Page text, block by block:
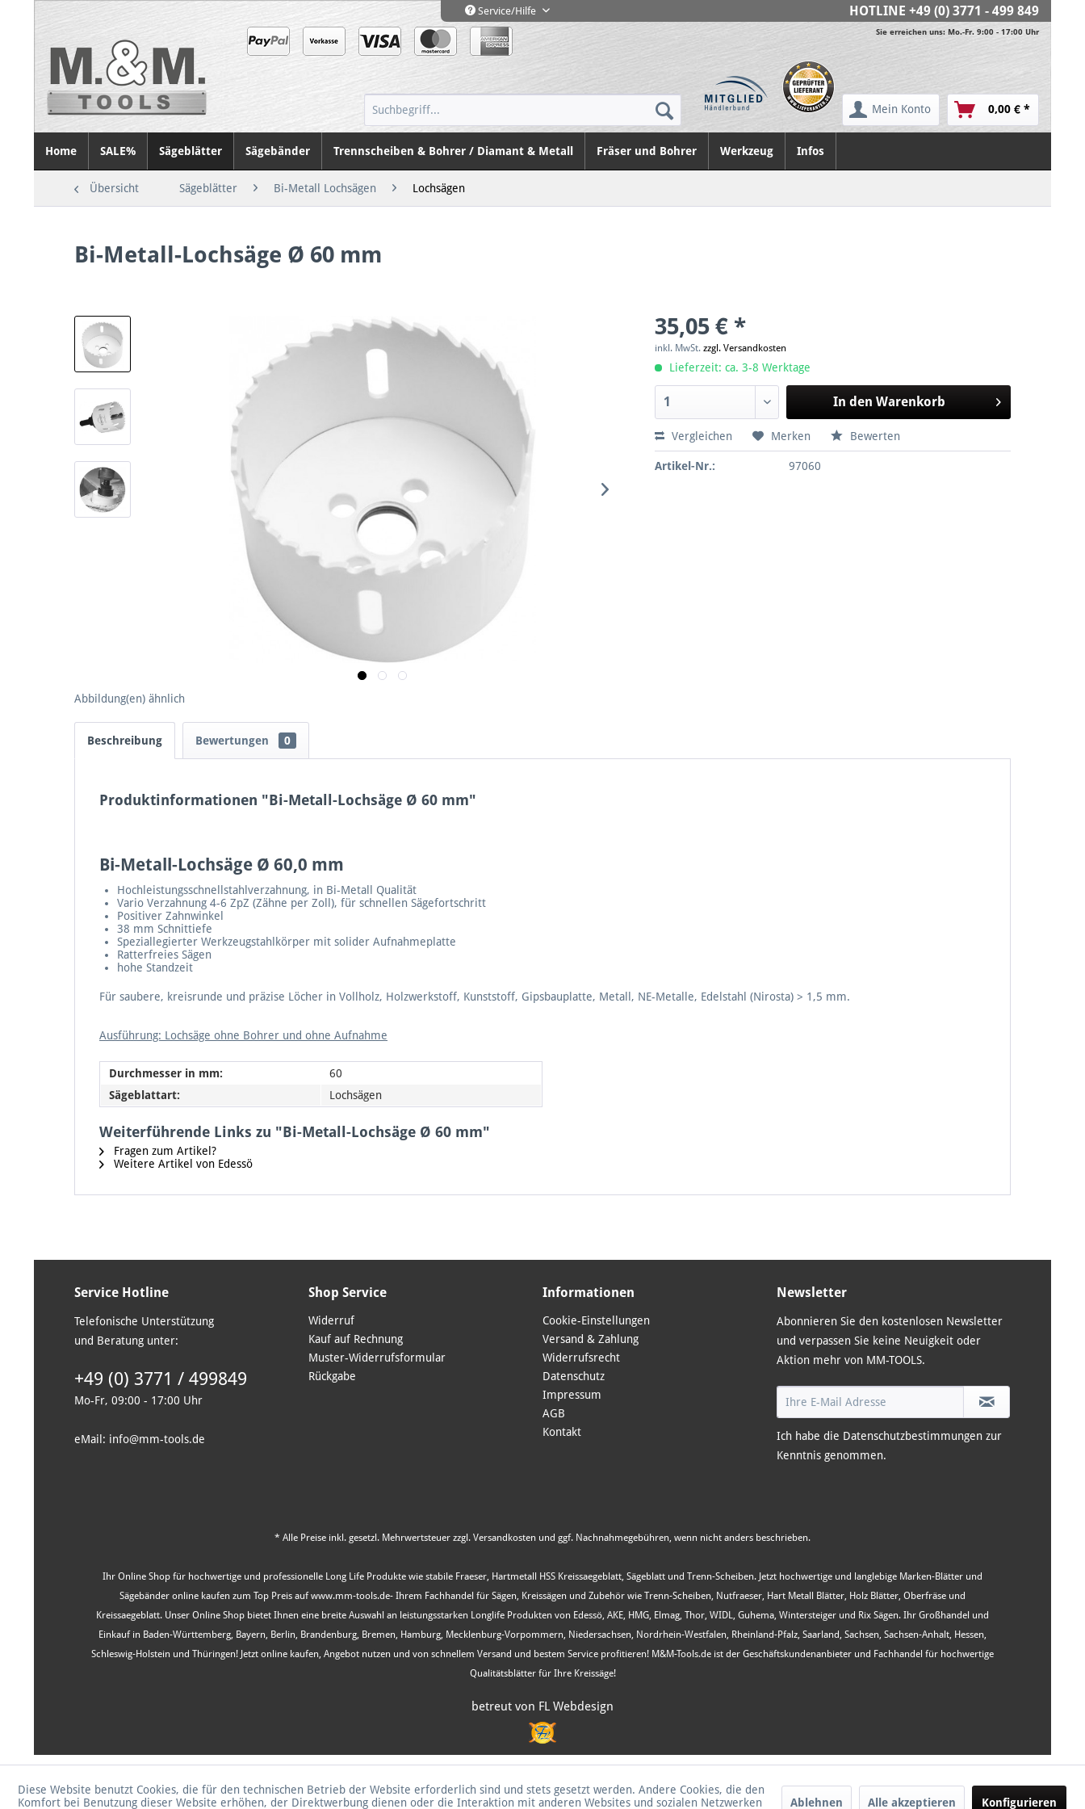
Service/Hilfe HOTLINE +49 (0) 3771 - 499 849
Sie erreichen uns: Mo.-Fr. 9:00 - 17:00 Uhr
Mein Konto 0,00 € *
Home SALE% Sägeblätter Sägebänder Trennscheiben & Bohrer / Diamant & Metall Fräser und Bohrer Werkzeug Infos
Übersicht Sägeblätter Bi-Metall Lochsägen Lochsägen
Bi-Metall-Lochsäge Ø 60 mm
Abbildung(en) ähnlich
35,05 € *
inkl. MwSt.zzgl. Versandkosten
Lieferzeit: ca. 3-8 Werktage
In den Warenkorb
Vergleichen Merken Bewerten
Artikel-Nr.: 97060
Beschreibung Bewertungen 0
Produktinformationen "Bi-Metall-Lochsäge Ø 60 mm"
Bi-Metall-Lochsäge Ø 60,0 mm
Hochleistungsschnellstahlverzahnung, in Bi-Metall Qualität
Vario Verzahnung 4-6 ZpZ (Zähne per Zoll), für schnellen Sägefortschritt
Positiver Zahnwinkel
38 mm Schnittiefe
Speziallegierter Werkzeugstahlkörper mit solider Aufnahmeplatte
Ratterfreies Sägen
hohe Standzeit
Für saubere, kreisrunde und präzise Löcher in Vollholz, Holzwerkstoff, Kunststoff, Gipsbauplatte, Metall, NE-Metalle, Edelstahl (Nirosta) > 1,5 mm.
Ausführung: Lochsäge ohne Bohrer und ohne Aufnahme
Durchmesser in mm:
60
Sägeblattart:
Lochsägen
Weiterführende Links zu "Bi-Metall-Lochsäge Ø 60 mm"
Fragen zum Artikel?
Weitere Artikel von Edessö
Service Hotline
Telefonische Unterstützung
und Beratung unter:
+49 (0) 3771 / 499849
Mo-Fr, 09:00 - 17:00 Uhr
eMail: info@mm-tools.de
Shop Service
Widerruf
Kauf auf Rechnung
Muster-Widerrufsformular
Rückgabe
Informationen
Cookie-Einstellungen
Versand & Zahlung
Widerrufsrecht
Datenschutz
Impressum
AGB
Kontakt
Newsletter
Abonnieren Sie den kostenlosen Newsletter
und verpassen Sie keine Neuigkeit oder
Aktion mehr von MM-TOOLS.
Ich habe die Datenschutzbestimmungen zur
Kenntnis genommen.
* Alle Preise inkl. gesetzl. Mehrwertsteuer zzgl. Versandkosten und ggf. Nachnahmegebühren, wenn nicht anders beschrieben.
Ihr Online Shop für hochwertige und professionelle Long Life Produkte wie stabile Fraeser, Hartmetall HSS Kreissaegeblatt, Sägeblatt und Trenn-Scheiben. Jetzt hochwertige und langlebige Marken-Blätter und
Sägebänder online kaufen zum Top Preis auf www.mm-tools.de- Ihrem Fachhandel für Sägen, Kreissägen und Zubehör wie Trenn-Scheiben, Nutfraeser, Hart Metall Blätter, Holz Blätter, Oberfräse und
Kreissaegeblatt. Unser Online Shop bietet Ihnen eine breite Auswahl an leistungsstarken Longlife Produkten von Edessö, AKE, HMG, Elmag, Thor, WIDL, Guhema, Wintersteiger und Rix Sägen. Ihr Großhandel und
Einkauf in Baden-Württemberg, Bayern, Berlin, Brandenburg, Bremen, Hamburg, Mecklenburg-Vorpommern, Niedersachsen, Nordrhein-Westfalen, Rheinland-Pfalz, Saarland, Sachsen, Sachsen-Anhalt, Hessen,
Schleswig-Holstein und Thüringen! Jetzt online kaufen, Angebot nutzen und von schnellem Versand und bestem Service profitieren! M&M-Tools.de ist der Geschäftskundenanbieter und Fachhandel für hochwertige
Qualitätsblätter für Ihre Kreissäge!
betreut von FL Webdesign
Diese Website benutzt Cookies, die für den technischen Betrieb der Website erforderlich sind und stets gesetzt werden. Andere Cookies, die den
Komfort bei Benutzung dieser Website erhöhen, der Direktwerbung dienen oder die Interaktion mit anderen Websites und sozialen Netzwerken
Ablehnen Alle akzeptieren Konfigurieren